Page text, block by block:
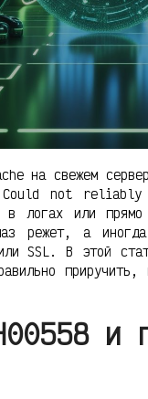
на свежем
Could not
в логах или
режет, а
SSL. В этой
и